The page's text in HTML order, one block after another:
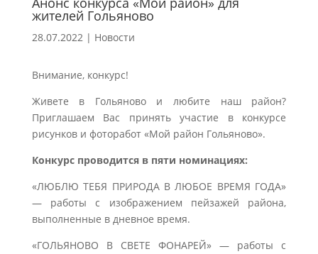
жителей Гольяново
28.07.2022| Новости
Внимание, конкурс!
Живете в Гольяново и любите наш район?
Приглашаем Вас принять участие в конкурсе
рисунков и фоторабот «Мой район Гольяново».
Конкурс проводится в пяти номинациях:
«ЛЮБЛЮ ТЕБЯ ПРИРОДА В ЛЮБОЕ ВРЕМЯ ГОДА»
— работы с изображением пейзажей района,
выполненные в дневное время.
«ГОЛЬЯНОВО В СВЕТЕ ФОНАРЕЙ» — работы с